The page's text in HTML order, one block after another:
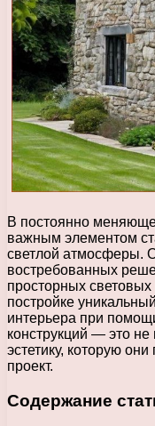
В постоянно
важным элементом
светлой атмосферы.
востребованных
просторных
постройке
интерьера при
конструкций — это
эстетику, которую
проект.
Содержание